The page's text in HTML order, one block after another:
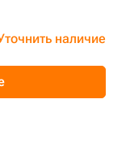
наличие